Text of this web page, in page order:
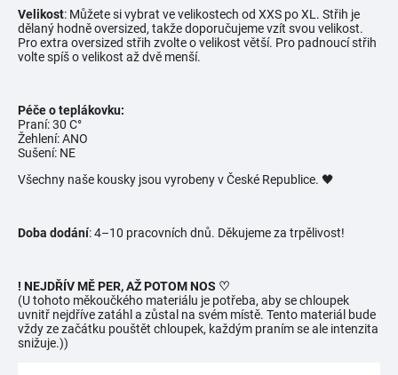
Velikost: Můžete si vybrat ve velikostech od XXS po XL. Střih je
dělaný hodně oversized, takže doporučujeme vzít svou velikost.
Pro extra oversized střih zvolte o velikost větší. Pro padnoucí střih
volte spíš o velikost až dvě menší.
Péče o teplákovku:
Praní: 30 C°
Žehlení: ANO
Sušení: NE
Všechny naše kousky jsou vyrobeny v České Republice. 🖤
Doba dodání: 4–10 pracovních dnů. Děkujeme za trpělivost!
! NEJDŘÍV MĚ PER, AŽ POTOM NOS ♡
(U tohoto měkoučkého materiálu je potřeba, aby se chloupek
uvnitř nejdříve zatáhl a zůstal na svém místě. Tento materiál bude
vždy ze začátku pouštět chloupek, každým praním se ale intenzita
snižuje.))